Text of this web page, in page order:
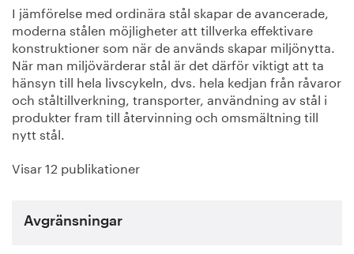
Publicerat
Bildbank
Om oss
I jämförelse med ordinära stål skapar de avancerade,
moderna stålen möjligheter att tillverka effektivare
konstruktioner som när de används skapar miljönytta.
När man miljövärderar stål är det därför viktigt att ta
hänsyn till hela livscykeln, dvs. hela kedjan från råvaror
och ståltillverkning, transporter, användning av stål i
produkter fram till återvinning och omsmältning till
nytt stål.
Visar 12 publikationer
Avgränsningar